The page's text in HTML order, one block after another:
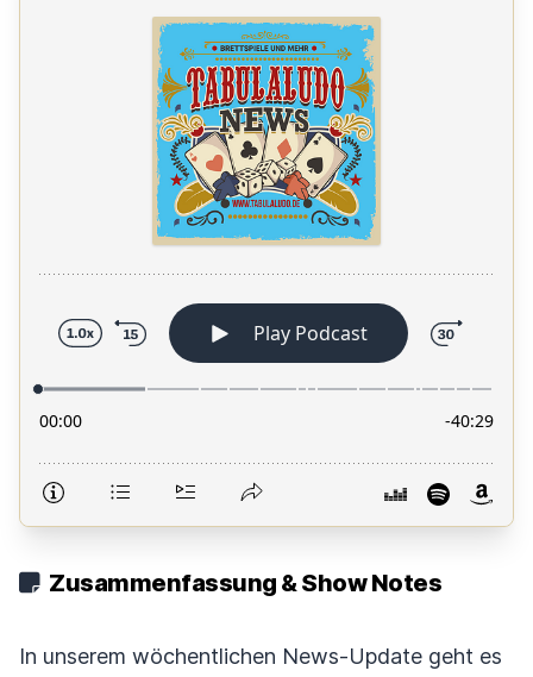
Zusammenfassung & Show Notes
In unserem wöchentlichen News-Update geht es